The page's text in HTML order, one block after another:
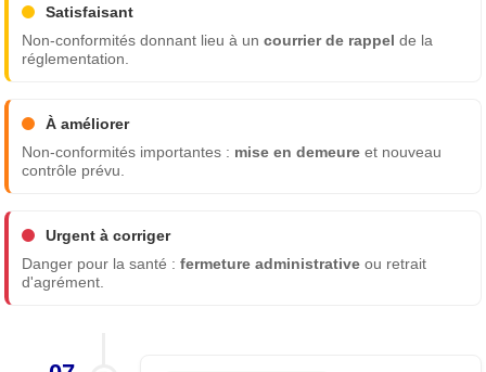
Satisfaisant
Non-conformités donnant lieu à uncourrier de rappel de la
réglementation.
À améliorer
Non-conformités importantes : mise en demeure et nouveau
contrôle prévu.
Urgent à corriger
Danger pour la santé :fermeture administrative ou retrait
d'agrément.